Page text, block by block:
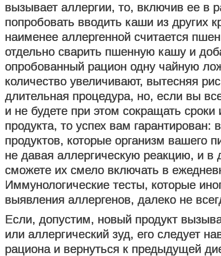
вызывает аллергии, то, включив ее в
попробовать вводить каши из других
наименее аллергенной считается
отдельно сварить пшенную кашу и
опробованный рацион одну чайную
количество увеличивают, вытесняя
длительная процедура, но, если вы
и не будете при этом сокращать сроки
продукта, то успех вам гарантирован:
продуктов, которые организм вашего
не давая аллергическую реакцию, и
сможете их смело включать в
Иммунологические тесты, которые
выявления аллергенов, далеко не
Если, допустим, новый продукт
или аллергический зуд, его следует
рациона и вернуться к предыдущей